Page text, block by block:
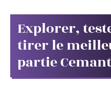
Explorer,
tirer le
partie